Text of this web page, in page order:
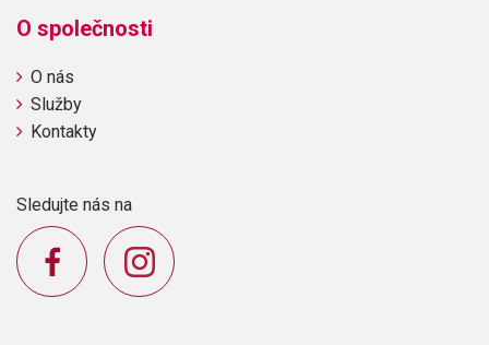
O společnosti
O nás
Služby
Kontakty
Sledujte nás na